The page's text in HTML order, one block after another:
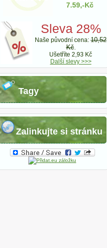
7.59,-Kč
Sleva 28%
Naše původní cena: 10,52
Kč.
Ušetříte 2,93 Kč
Další slevy >>>
Tagy
Zalinkujte si stránku